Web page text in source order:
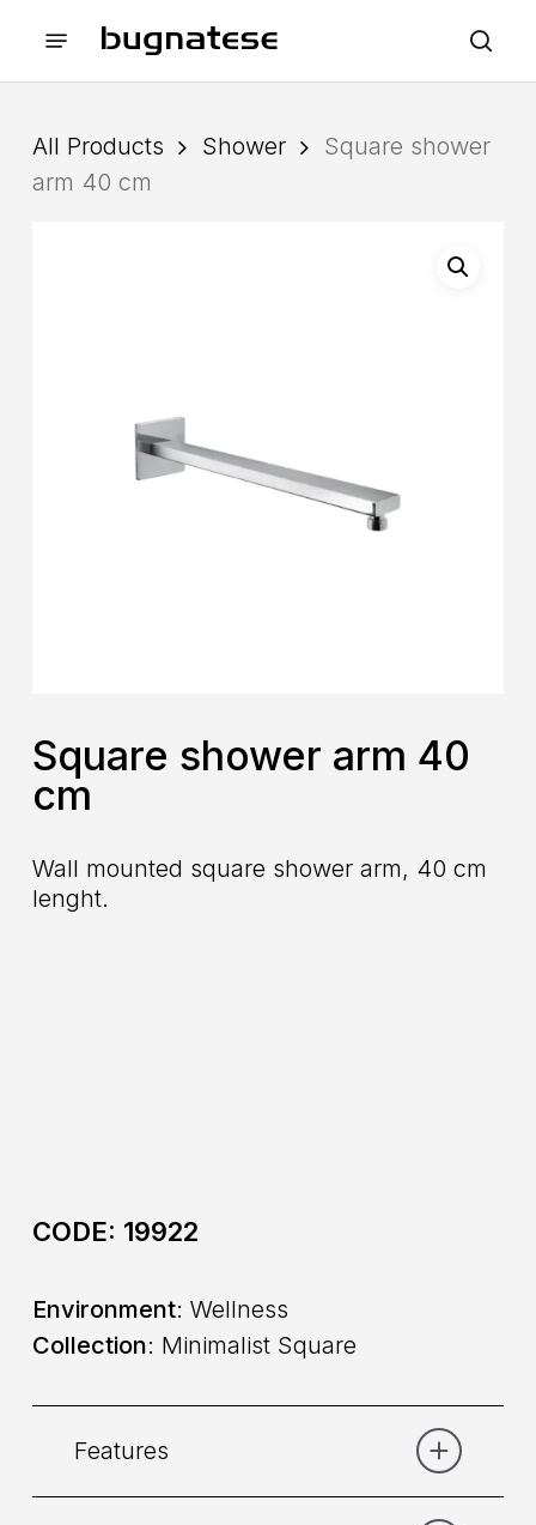
Menu
All Products Shower
Square shower
arm 40 cm
Square shower arm 40
cm
Wall mounted square shower arm, 40 cm
lenght.
CODE: 19922
Environment: Wellness
Collection: Minimalist Square
Features